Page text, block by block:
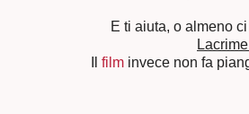
E ti aiuta, o almeno
film invece non fa